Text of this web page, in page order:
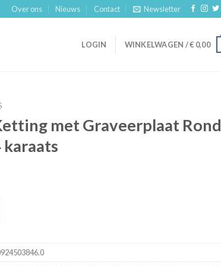
Over ons Nieuws Contact Newsletter
LOGIN WINKELWAGEN /€ 0,00
met Graveerplaat Rond
karaats